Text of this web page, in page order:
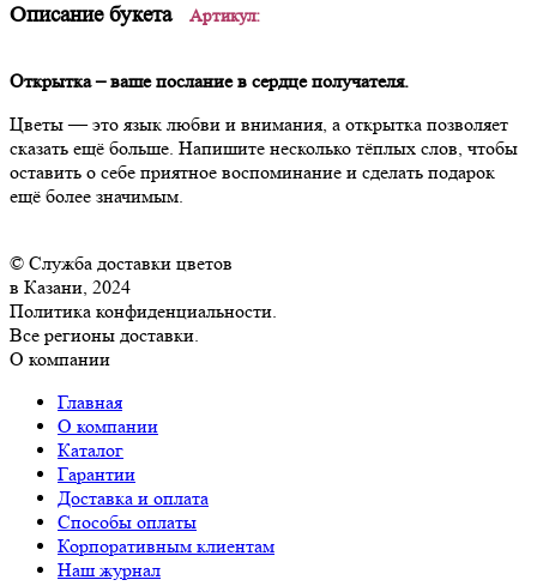
Описание букета Артикул:
Открытка – ваше послание в сердце получателя.
Цветы — это язык любви и внимания, а открытка позволяет
сказать ещё больше. Напишите несколько тёплых слов, чтобы
оставить о себе приятное воспоминание и сделать подарок
ещё более значимым.
© Служба доставки цветов
в Казани, 2024
Политика конфиденциальности.
Все регионы доставки.
О компании
Главная
О компании
Каталог
Гарантии
Доставка и оплата
Способы оплаты
Корпоративным клиентам
Наш журнал